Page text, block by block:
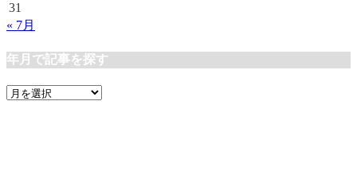
31
« 7月
年月で記事を探す
年